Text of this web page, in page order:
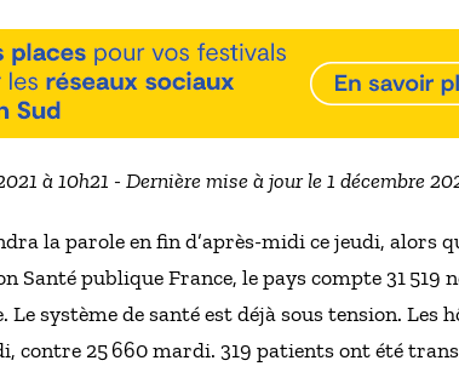
à 10h21 - Dernière mise à jour le 1 décembre
la parole en fin d’après-midi ce jeudi, alors
Santé publique France, le pays compte 31 519
système de santé est déjà sous tension. Les
contre 25 660 mardi. 319 patients ont été